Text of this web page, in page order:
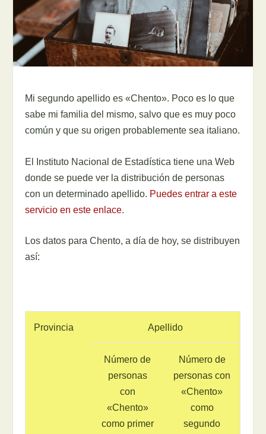
Mi segundo apellido es «Chento». Poco es lo que
sabe mi familia del mismo, salvo que es muy poco
común y que su origen probablemente sea italiano.
El Instituto Nacional de Estadística tiene una Web
donde se puede ver la distribución de personas
con un determinado apellido. Puedes entrar a este
servicio en este enlace.
Los datos para Chento, a día de hoy, se distribuyen
así:
Provincia Apellido
Número de
personas
con
«Chento»
como primer
Número de
personas con
«Chento»
como
segundo